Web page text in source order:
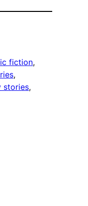
fiction
stories